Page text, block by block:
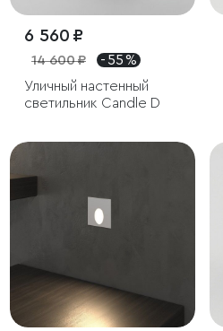
6 560 ₽
14 600 ₽
- 55 %
Уличный настенный
светильник Candle D